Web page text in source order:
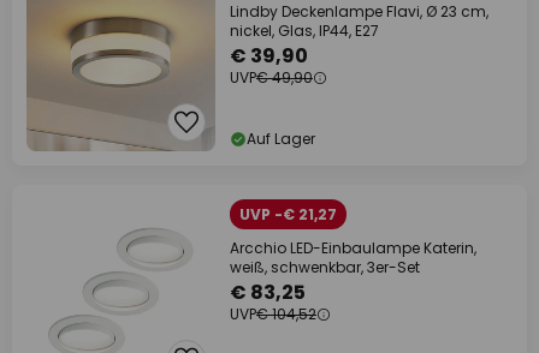
Lindby Deckenlampe Flavi, Ø 23 cm,
nickel, Glas, IP44, E27
€ 39,90
UVP€ 49,90
Auf Lager
UVP -€ 21,27
Arcchio LED-Einbaulampe Katerin,
weiß, schwenkbar, 3er-Set
€ 83,25
UVP€ 104,52